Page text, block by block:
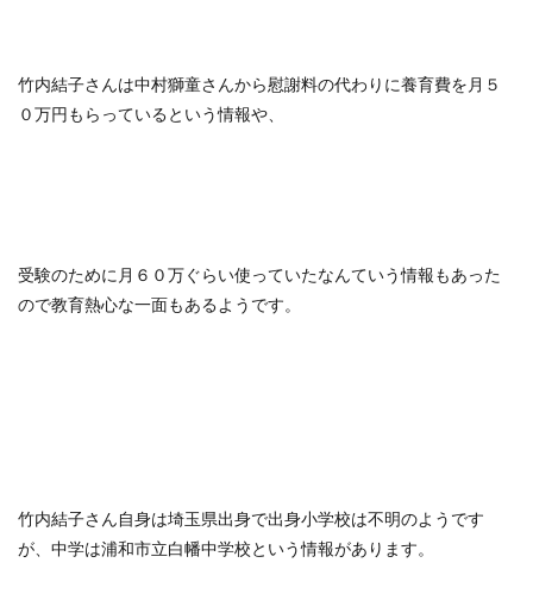
竹内結子さんは中村獅童さんから慰謝料の代わりに養育費を月５
０万円もらっているという情報や、
受験のために月６０万ぐらい使っていたなんていう情報もあった
ので教育熱心な一面もあるようです。
竹内結子さん自身は埼玉県出身で出身小学校は不明のようです
が、中学は浦和市立白幡中学校という情報があります。